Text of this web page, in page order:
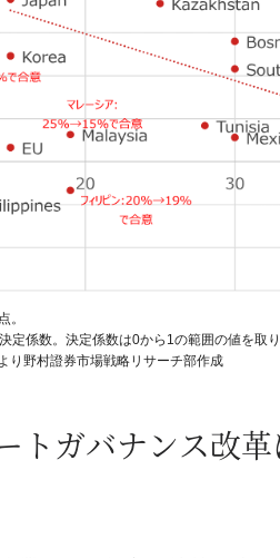
。
定係数。決定係数は0から1の範囲の値を取
り野村證券市場戦略リサーチ部作成
トガバナンス改